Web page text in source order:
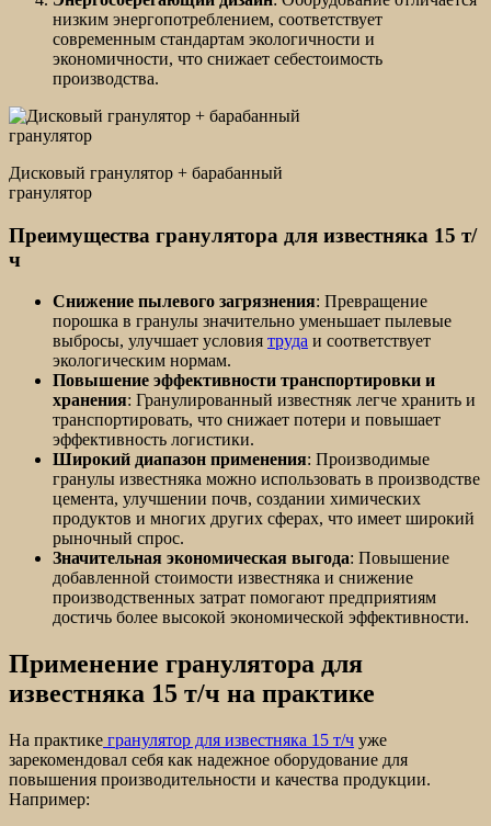
низким энергопотреблением, соответствует
современным стандартам экологичности и
экономичности, что снижает себестоимость
производства.
Дисковый гранулятор + барабанный
гранулятор
Преимущества гранулятора для известняка 15 т/
ч
Снижение пылевого загрязнения: Превращение
порошка в гранулы значительно уменьшает пылевые
выбросы, улучшает условия труда и соответствует
экологическим нормам.
Повышение эффективности транспортировки и
хранения: Гранулированный известняк легче хранить и
транспортировать, что снижает потери и повышает
эффективность логистики.
Широкий диапазон применения: Производимые
гранулы известняка можно использовать в производстве
цемента, улучшении почв, создании химических
продуктов и многих других сферах, что имеет широкий
рыночный спрос.
Значительная экономическая выгода: Повышение
добавленной стоимости известняка и снижение
производственных затрат помогают предприятиям
достичь более высокой экономической эффективности.
Применение гранулятора для
известняка 15 т/ч на практике
На практике гранулятор для известняка 15 т/ч уже
зарекомендовал себя как надежное оборудование для
повышения производительности и качества продукции.
Например: